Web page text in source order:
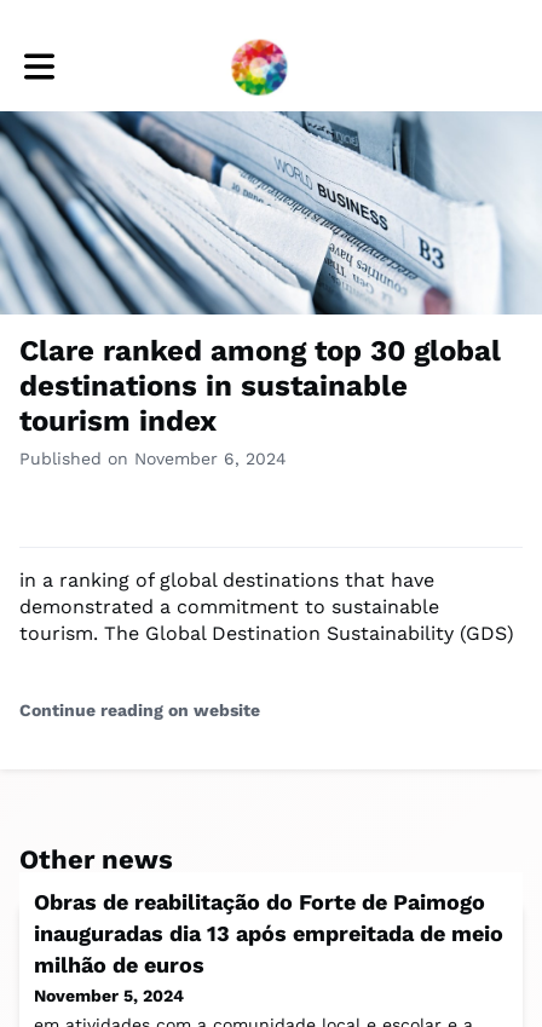
Toggle main navigation
Clare ranked among top 30 global
destinations in sustainable
tourism index
Published on November 6, 2024
in a ranking of global destinations that have
demonstrated a commitment to sustainable
tourism. The Global Destination Sustainability (GDS)
Continue reading on website
Other news
Obras de reabilitação do Forte de Paimogo
inauguradas dia 13 após empreitada de meio
milhão de euros
November 5, 2024